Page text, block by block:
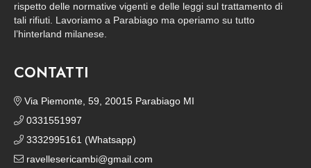
rispetto delle normative vigenti e delle leggi sul trattamento di
tali rifiuti. Lavoriamo a Parabiago ma operiamo su tutto
l’hinterland milanese.
CONTATTI
Via Piemonte, 59, 20015 Parabiago MI
0331551997
3332995161 (Whatsapp)
ravellesericambi@gmail.com